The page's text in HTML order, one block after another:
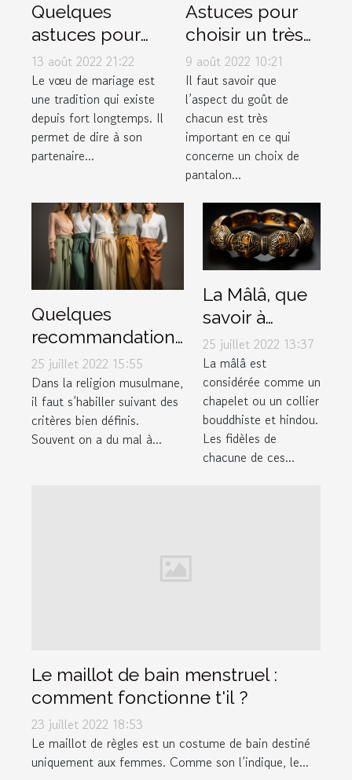
Quelques
astuces pour
rédiger
facilement ses
vœux de
mariage
13 août 2022 21:22
Le vœu de mariage est
une tradition qui existe
depuis fort longtemps. Il
permet de dire à son
partenaire...
Astuces pour
choisir un très
bon pantalon
musulman
9 août 2022 10:21
Il faut savoir que
l’aspect du goût de
chacun est très
important en ce qui
concerne un choix de
pantalon...
Quelques
recommandations
pour choisir un
bon pantalon
musulman
25 juillet 2022 15:55
Dans la religion musulmane,
il faut s’habiller suivant des
critères bien définis.
Souvent on a du mal à...
La Mâlâ, que
savoir à
propos de ce
bracelet
spécial ?
25 juillet 2022 13:37
La mâlâ est
considérée comme un
chapelet ou un collier
bouddhiste et hindou.
Les fidèles de
chacune de ces...
Le maillot de bain menstruel :
comment fonctionne t'il ?
23 juillet 2022 18:53
Le maillot de règles est un costume de bain destiné
uniquement aux femmes. Comme son l’indique, le...